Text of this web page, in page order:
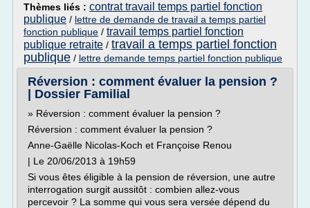
Thèmes liés : contrat travail temps partiel fonction
publique / lettre de demande de travail a temps partiel
fonction publique / travail temps partiel fonction
publique retraite / travail a temps partiel fonction
publique / lettre demande temps partiel fonction publique
Réversion : comment évaluer la pension ?
| Dossier Familial
» Réversion : comment évaluer la pension ?
Réversion : comment évaluer la pension ?
Anne-Gaëlle Nicolas-Koch et Françoise Renou
| Le 20/06/2013 à 19h59
Si vous êtes éligible à la pension de réversion, une autre
interrogation surgit aussitôt : combien allez-vous
percevoir ? La somme qui vous sera versée dépend du